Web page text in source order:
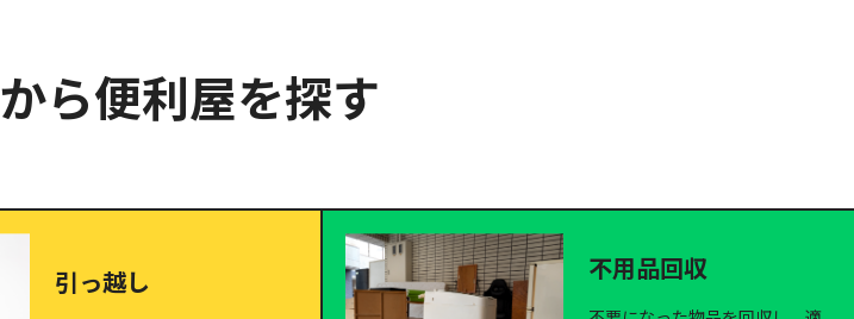
から便利屋を探す
引っ越し 不用品回収